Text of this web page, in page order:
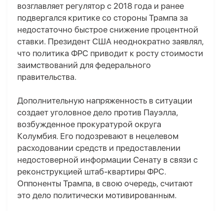
возглавляет регулятор с 2018 года и ранее
подвергался критике со стороны Трампа за
недостаточно быстрое снижение процентной
ставки. Президент США неоднократно заявлял,
что политика ФРС приводит к росту стоимости
заимствований для федерального
правительства.
Дополнительную напряженность в ситуации
создает уголовное дело против Пауэлла,
возбужденное прокуратурой округа
Колумбия. Его подозревают в нецелевом
расходовании средств и предоставлении
недостоверной информации Сенату в связи с
реконструкцией штаб-квартиры ФРС.
Оппоненты Трампа, в свою очередь, считают
это дело политически мотивированным.